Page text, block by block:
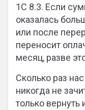
1С 8.3. Если
оказалась
или после
переносит
месяц, разве
Сколько раз
никогда не
только